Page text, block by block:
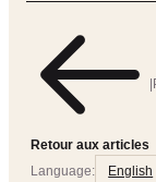
Retour aux articles
Language: English